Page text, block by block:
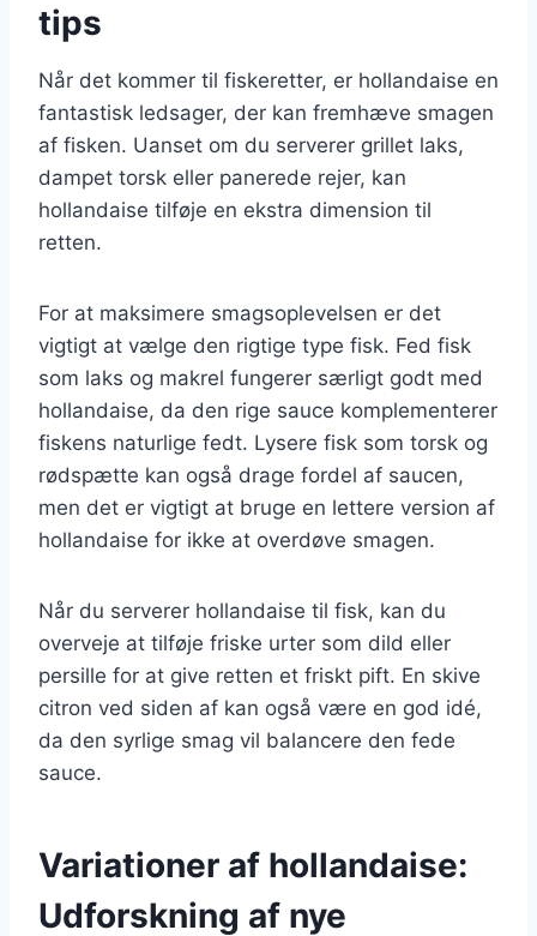
tips
Når det kommer til fiskeretter, er hollandaise en
fantastisk ledsager, der kan fremhæve smagen
af fisken. Uanset om du serverer grillet laks,
dampet torsk eller panerede rejer, kan
hollandaise tilføje en ekstra dimension til
retten.
For at maksimere smagsoplevelsen er det
vigtigt at vælge den rigtige type fisk. Fed fisk
som laks og makrel fungerer særligt godt med
hollandaise, da den rige sauce komplementerer
fiskens naturlige fedt. Lysere fisk som torsk og
rødspætte kan også drage fordel af saucen,
men det er vigtigt at bruge en lettere version af
hollandaise for ikke at overdøve smagen.
Når du serverer hollandaise til fisk, kan du
overveje at tilføje friske urter som dild eller
persille for at give retten et friskt pift. En skive
citron ved siden af kan også være en god idé,
da den syrlige smag vil balancere den fede
sauce.
Variationer af hollandaise:
Udforskning af nye